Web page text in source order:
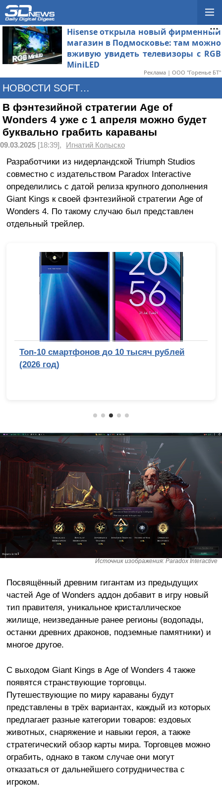
Hisense открыла новый фирменный
магазин в Подмосковье: там можно
вживую увидеть телевизоры с RGB
MiniLED
Реклама | ООО "Горенье БТ"
НОВОСТИ SOFTWARE
В фэнтезийной стратегии Age of
Wonders 4 уже с 1 апреля можно будет
буквально грабить караваны
09.03.2025 [18:39], Игнатий Колыско
Разработчики из нидерландской Triumph Studios
совместно с издательством Paradox Interactive
определились с датой релиза крупного дополнения
Giant Kings к своей фэнтезийной стратегии Age of
Wonders 4. По такому случаю был представлен
отдельный трейлер.
10 смартфонов до 10 тысяч рублей
год)
Источник изображения: Paradox Interactive
Посвящённый древним гигантам из предыдущих
частей Age of Wonders аддон добавит в игру новый
тип правителя, уникальное кристаллическое
жилище, неизведанные ранее регионы (водопады,
останки древних драконов, подземные памятники) и
многое другое.
С выходом Giant Kings в Age of Wonders 4 также
появятся странствующие торговцы.
Путешествующие по миру караваны будут
представлены в трёх вариантах, каждый из которых
предлагает разные категории товаров: ездовых
животных, снаряжение и навыки героя, а также
стратегический обзор карты мира. Торговцев можно
ограбить, однако в таком случае они могут
отказаться от дальнейшего сотрудничества с
игроком.